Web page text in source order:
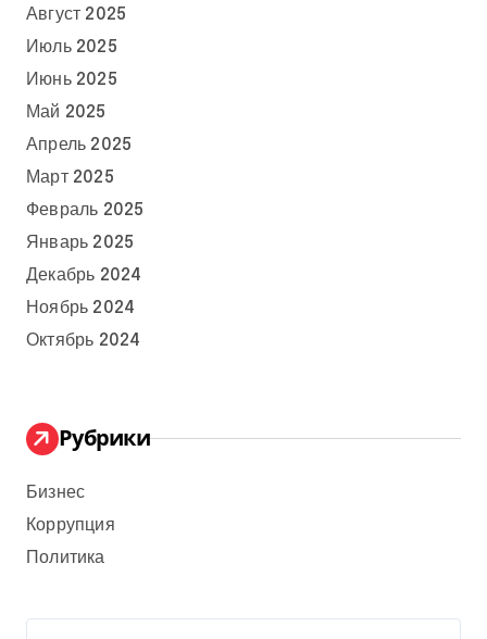
Август 2025
Июль 2025
Июнь 2025
Май 2025
Апрель 2025
Март 2025
Февраль 2025
Январь 2025
Декабрь 2024
Ноябрь 2024
Октябрь 2024
Рубрики
Бизнес
Коррупция
Политика